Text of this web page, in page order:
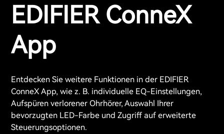
EDIFIER ConneX
App
Entdecken Sie weitere Funktionen in der EDIFIER
ConneX App, wie z. B. individuelle EQ-Einstellungen,
Aufspüren verlorener Ohrhörer, Auswahl Ihrer
bevorzugten LED-Farbe und Zugriff auf erweiterte
Steuerungsoptionen.